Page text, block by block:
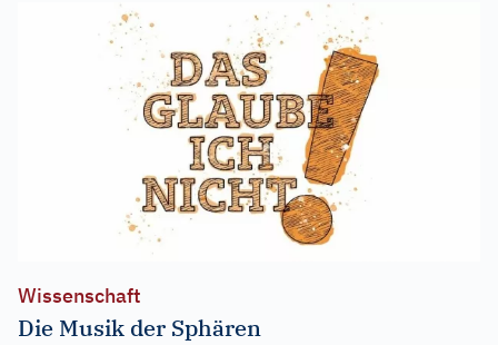
Wissenschaft
Die Musik der Sphären